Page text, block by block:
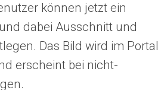
können jetzt ein
dabei Ausschnitt und
Das Bild wird im Portal
erscheint bei nicht-